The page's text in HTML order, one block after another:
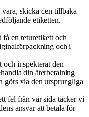
vara, skicka den tillbaka
etiketten.
en returetikett och
och i
inspekterat den
din återbetalning
görs via den ursprungliga
fel från vår sida täcker vi
ansvar att betala för